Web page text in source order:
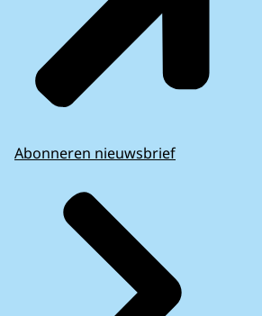
Abonneren nieuwsbrief